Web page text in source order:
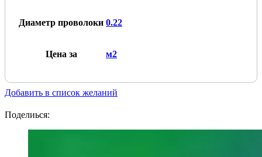
Диаметр проволоки 0.22
Цена за м2
Добавить в список желаний
Поделиься: